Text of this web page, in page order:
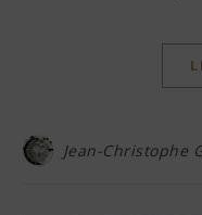
Jean-Christophe